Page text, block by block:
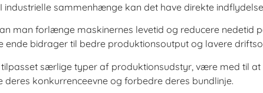
industrielle sammenhænge kan det have direkte
man forlænge maskinernes levetid og reducere nedetid
bidrager til bedre produktionsoutput og lavere
særlige typer af produktionsudstyr, være med til
konkurrenceevne og forbedre deres bundlinje.